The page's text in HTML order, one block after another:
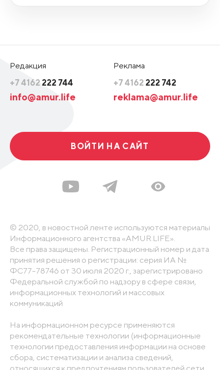
Редакция
+7 4162 222 744
info@amur.life
Реклама
+7 4162 222 742
reklama@amur.life
ВОЙТИ НА САЙТ
© 2020, в новостной ленте используются материалы
Информационного агентства «AMUR.LIFE».
Все права защищены. Регистрационный номер и дата
принятия решения о регистрации: серия ИА №
ФС77-78746 от 30 июля 2020 г., зарегистрировано
Федеральной службой по надзору в сфере связи,
информационных технологий и массовых
коммуникаций
На информационном ресурсе применяются
рекомендательные технологии (информационные
технологии предоставления информации на основе
сбора, систематизации и анализа сведений,